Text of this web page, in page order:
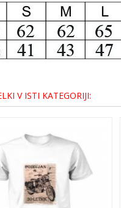
V ISTI KATEGORIJI: